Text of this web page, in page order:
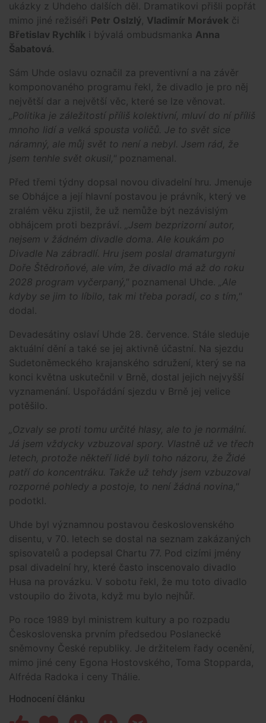
ukázky z Uhdeho dalších děl. Dramatikovi přišli popřát
mimo jiné režiséři Petr Oslzlý Vladimír Morávek či
Břetislav Rychlík i bývalá ombudsmanka Anna
Šabatová.
Sám Uhde oslavu označil za preventivní a na závěr
komponovaného programu řekl, že divadlo je pro něj
největší dar a největší věc, které se lze věnovat.
„Politika je záležitostí příliš kolektivní, mluví do ní příliš
mnoho lidí a velká spousta voličů. Je to svět sice
náramný, ale můj svět to není a nebyl. Jsem rád, že
jsem tenhle svět okusil," poznamenal.
Před třemi týdny dopsal novou divadelní hru. Jmenuje
se Obhájce a její hlavní postavou je právník, který ve
zralém věku zjistil, že už nemůže být nezávislým
obhájcem proti bezpráví.
„Jsem bezprizorní autor,
nejsem v žádném divadle doma. Ale koukám po
Divadle Na zábradlí. Hru jsem poslal dramaturgyni
Doře Štědroňové, ale vím, že divadlo má až do roku
2028 program vyčerpaný," poznamenal Uhde.
„Ale
kdyby se jim to líbilo, tak mi třeba poradí, co s tím,"
dodal.
Devadesátiny oslaví Uhde 28. července. Stále sleduje
aktuální dění a také se jej aktivně účastní. Na sjezdu
Sudetoněmeckého krajanského sdružení, který se na
konci května uskutečnil v Brně, dostal jejich nejvyšší
vyznamenání. Uspořádání sjezdu v Brně jej velice
potěšilo.
„Ozvaly se proti tomu určité hlasy, ale to je normální.
Já jsem vždycky vzbuzoval spory. Vlastně už ve třech
letech, protože někteří lidé byli toho názoru, že Židé
patří do koncentráku. Takže už tehdy jsem vzbuzoval
rozporné pohledy a postoje, to není žádná novina,"
podotkl.
Uhde byl významnou postavou československého
disentu, v 70. letech se dostal na seznam zakázaných
spisovatelů a podepsal Chartu 77. Pod cizími jmény
psal divadelní hry, které často inscenovalo divadlo
Husa na provázku. V sobotu řekl, že mu toto divadlo
vstoupilo do života, když mu bylo nejhůř.
Po roce 1989 byl ministrem kultury a po rozpadu
Československa prvním předsedou Poslanecké
sněmovny České republiky. Je držitelem řady ocenění,
mimo jiné ceny Egona Hostovského, Toma Stopparda,
Alfréda Radoka i ceny Thálie.
Hodnocení článku